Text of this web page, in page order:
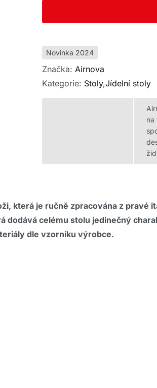
Novinka 2024
Značka: Airnova
Kategorie: Stoly,Jídelní stoly
na
která je ručně zpracována z pravé
celému stolu jedinečný
dle vzorníku výrobce.